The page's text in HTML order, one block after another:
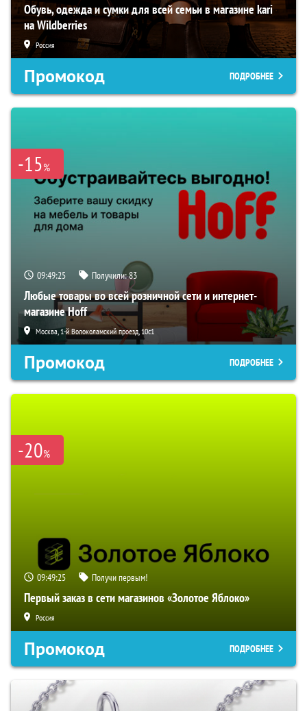
Обувь, одежда и сумки для всей семьи в магазине kari
на Wildberries
Россия
Промокод ПОДРОБНЕЕ
-15%
09:49:24 Получили:83
Любые товары во всей розничной сети и интернет-
магазине Hoff
Москва, 1-й Волоколамский проезд, 10с1
Промокод ПОДРОБНЕЕ
-20%
09:49:24 Получи первым!
Первый заказ в сети магазинов «Золотое Яблоко»
Россия
Промокод ПОДРОБНЕЕ